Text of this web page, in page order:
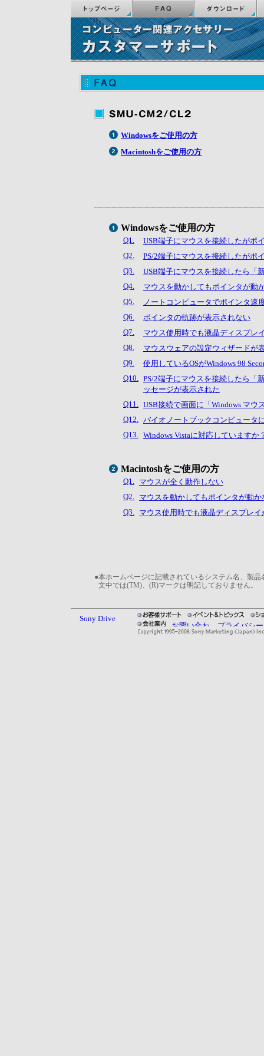
Windowsをご使用の方
Macintoshをご使用の方
Windowsをご使用の方
Q1.
USB端子にマウスを接続したがポ
Q2.
PS/2端子にマウスを接続したがポ
Q3.
USB端子にマウスを接続したら「
Q4.
マウスを動かしてもポインタが動
Q5.
ノートコンピュータでポインタ速
Q6.
ポインタの軌跡が表示されない
Q7.
マウス使用時でも液晶ディスプレ
Q8.
マウスウェアの設定ウィザードが
Q9.
使用しているOSがWindows 98
Q10. PS/2端子にマウスを接続したら「
ッセージが表示された
Q11. USB接続で画面に「Windows マウ
Q12. バイオノートブックコンピュータ
Q13. Windows Vistaに対応していますか
Macintoshをご使用の方
Q1. マウスが全く動作しない
Q2. マウスを動かしてもポインタが動か
Q3. マウス使用時でも液晶ディスプレ
●本ホームページに記載されているシステム名、製
文中では(TM)、(R)マークは明記しておりません。